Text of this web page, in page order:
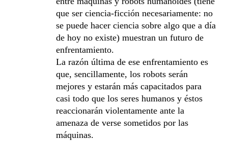
que ser ciencia-ficción necesariamente: no
se puede hacer ciencia sobre algo que a día
de hoy no existe) muestran un futuro de
enfrentamiento.
La razón última de ese enfrentamiento es
que, sencillamente, los robots serán
mejores y estarán más capacitados para
casi todo que los seres humanos y éstos
reaccionarán violentamente ante la
amenaza de verse sometidos por las
máquinas.